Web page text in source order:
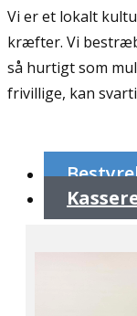
Vi er et lokalt
kræfter. Vi
så hurtigt som
frivillige, kan